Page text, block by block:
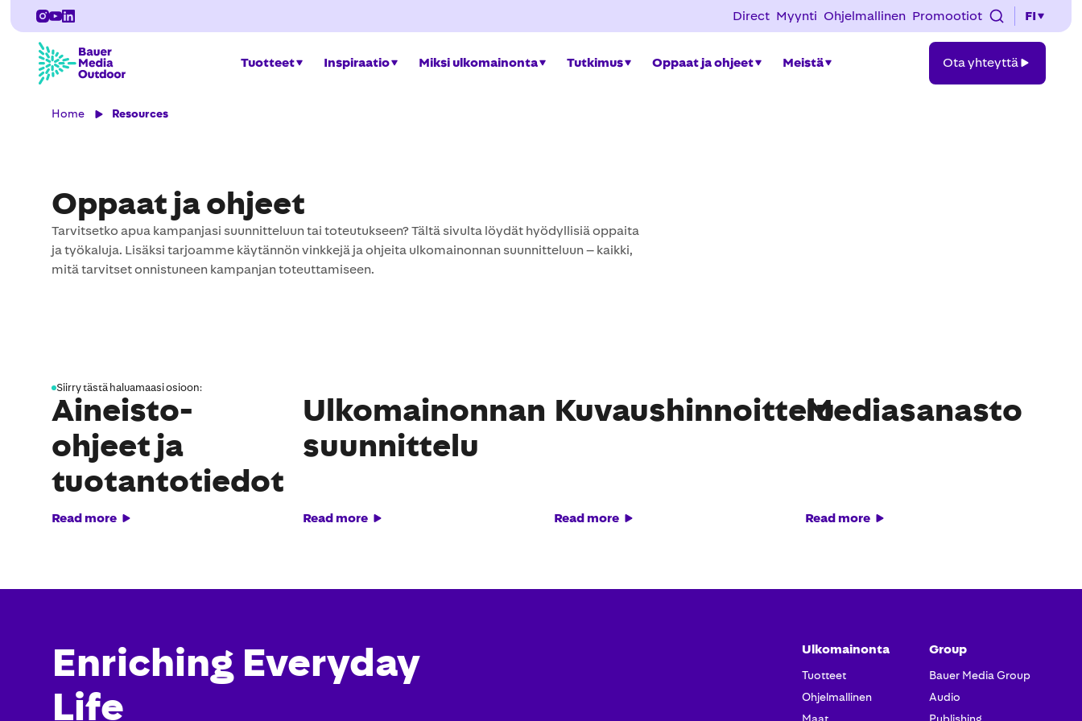
Direct Myynti Ohjelmallinen Promootiot FI
Tuotteet Inspiraatio Miksi ulkomainonta Tutkimus Oppaat ja ohjeet Meistä
yhteyttä
Ota yhteyttä
Home Resources
Oppaat ja ohjeet
Tarvitsetko apua kampanjasi suunnitteluun tai toteutukseen? Tältä sivulta löydät hyödyllisiä oppaita
ja työkaluja. Lisäksi tarjoamme käytännön vinkkejä ja ohjeita ulkomainonnan suunnitteluun – kaikki,
mitä tarvitset onnistuneen kampanjan toteuttamiseen.
Siirry tästä haluamaasi osioon:
Aineisto-
ohjeet ja
tuotantotiedot
Read more
Ulkomainonnan
suunnittelu
Read more
Kuvaushinnoittelu
Read more
Mediasanasto
Read more
Enriching Everyday
Life
Ulkomainonta
Tuotteet​
Ohjelmallinen
Group
Bauer Media Group
Audio